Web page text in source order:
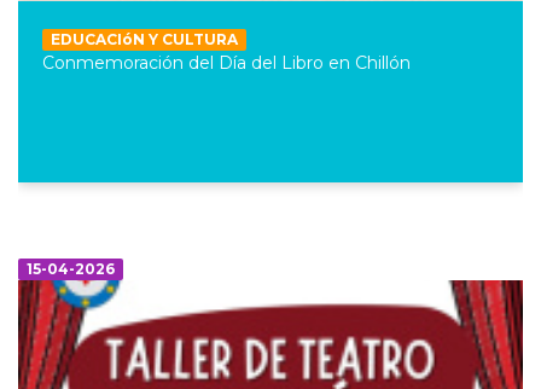
EDUCACIóN Y CULTURA
Conmemoración del Día del Libro en Chillón
15-04-2026